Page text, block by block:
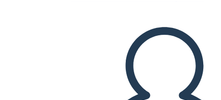
REPRODUZIR APRESENTAÇÃO DE SLIDES
LEIA PRA MIM